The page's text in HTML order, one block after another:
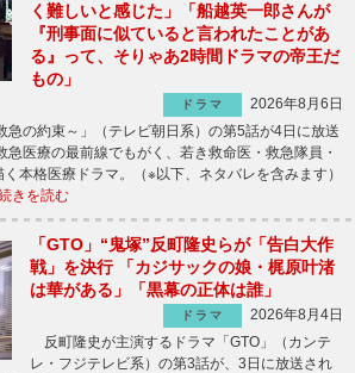
く難しいと感じた」「船越英一郎さんが
『刑事面に似ていると言われたことがあ
る』って、そりゃあ2時間ドラマの帝王だ
もの」
ドラマ
2026年8月6日
の約束～」（テレビ朝日系）の第5話が4日に放送
医療の最前線でもがく、若き救命医・救急隊員・
本格医療ドラマ。（※以下、ネタバレを含みます）
きを読む
「GTO」“鬼塚”反町隆史らが「告白大作
戦」を決行 「カジサックの娘・梶原叶渚
は華がある」「黒幕の正体は誰」
ドラマ
2026年8月4日
反町隆史が主演するドラマ「GTO」（カンテ
レ・フジテレビ系）の第3話が、3日に放送され